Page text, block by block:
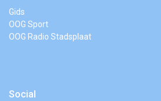
Gids
OOG Sport
OOG Radio Stadsplaat
Social